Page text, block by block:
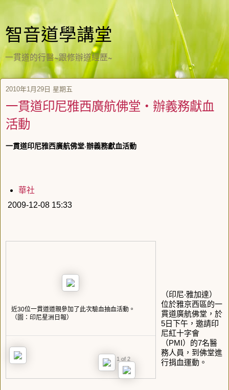
智音道學講堂
一貫道的行醫~跟修辦道經歷~
2010年1月29日 星期五
一貫道印尼雅西廣航佛堂‧辦義務獻血
活動
一貫道印尼雅西廣航佛堂‧辦義務獻血活動
華社
2009-12-08 15:33
近30位一貫道道親參加了此次驗血抽血活動。
（圖：印尼星洲日報）
1 of 2
（印尼‧雅加達）
位於雅京西區的一
貫道廣航佛堂，於
5日下午，邀請印
尼紅十字會
（PMI）的7名醫
務人員，到佛堂進
行捐血運動。